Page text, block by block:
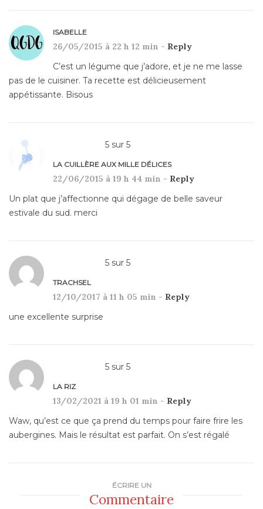
ISABELLE
26/05/2015 à 22 h 12 min - Reply
C’est un légume que j’adore, et je ne me lasse
pas de le cuisiner. Ta recette est délicieusement
appétissante. Bisous
5 sur 5
LA CUILLÈRE AUX MILLE DÉLICES
22/06/2015 à 19 h 44 min - Reply
Un plat que j’affectionne qui dégage de belle saveur
estivale du sud. merci
5 sur 5
TRACHSEL
12/10/2017 à 11 h 05 min - Reply
une excellente surprise
5 sur 5
LA RIZ
13/02/2021 à 19 h 01 min - Reply
Waw, qu’est ce que ça prend du temps pour faire frire les
aubergines. Mais le résultat est parfait. On s’est régalé
ÉCRIRE UN
Commentaire